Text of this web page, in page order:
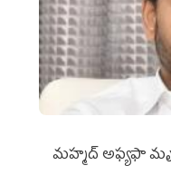
మహ్మద్‌ అఫ్యఫా